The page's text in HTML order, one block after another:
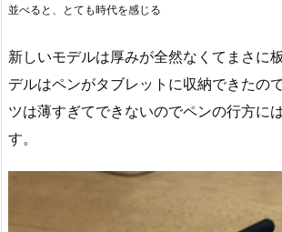
並べると、とても時代を感じる
新しいモデルは厚みが全然なくてまさに
デルはペンがタブレットに収納できたの
ツは薄すぎてできないのでペンの行方に
す。